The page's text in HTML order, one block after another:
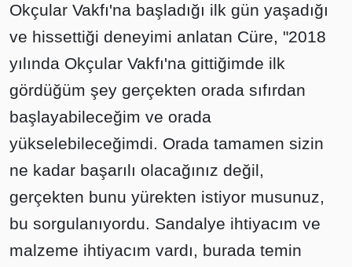
Okçular Vakfı'na başladığı ilk gün yaşadığı
ve hissettiği deneyimi anlatan Cüre, "2018
yılında Okçular Vakfı'na gittiğimde ilk
gördüğüm şey gerçekten orada sıfırdan
başlayabileceğim ve orada
yükselebileceğimdi. Orada tamamen sizin
ne kadar başarılı olacağınız değil,
gerçekten bunu yürekten istiyor musunuz,
bu sorgulanıyordu. Sandalye ihtiyacım ve
malzeme ihtiyacım vardı, burada temin